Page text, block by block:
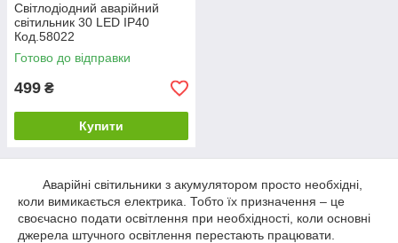
Світлодіодний аварійний
світильник 30 LED IP40
Код.58022
Готово до відправки
499 ₴
Купити
Аварійні світильники з акумулятором просто необхідні,
коли вимикається електрика. Тобто їх призначення – це
своєчасно подати освітлення при необхідності, коли основні
джерела штучного освітлення перестають працювати.